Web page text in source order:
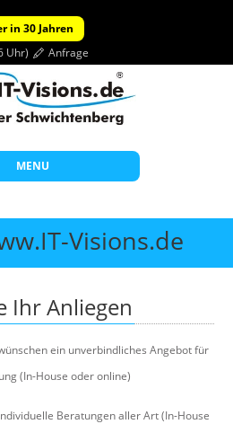
in 30 Jahren
Uhr) Anfrage
MENU
Visions.de
Ihr Anliegen
ein unverbindliches Angebot für
(In-House oder online)
Beratungen aller Art (In-House